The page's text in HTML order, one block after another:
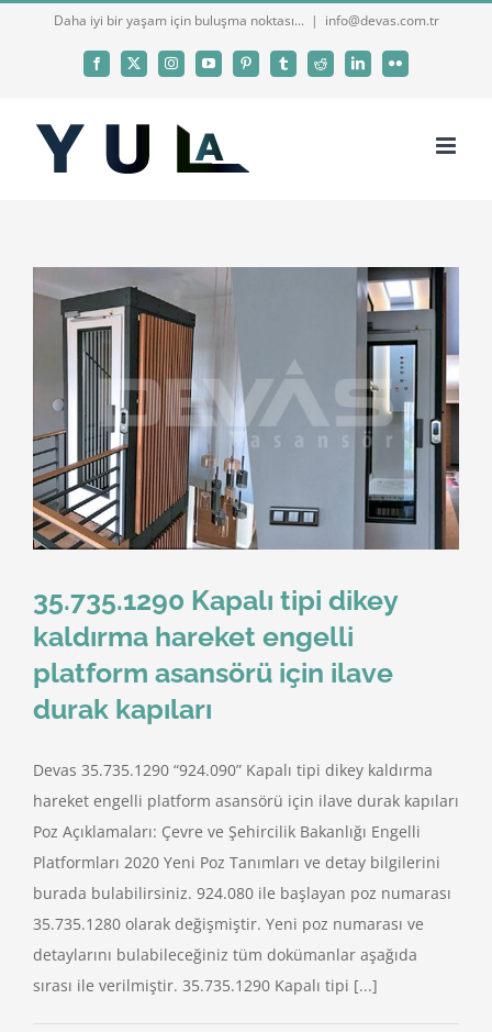
Daha iyi bir yaşam için buluşma noktası... | info@devas.com.tr
Facebook
X InstagramYouTubePinterestTumblrReddit LinkedInFlickr
35.735.1290 Kapalı tipi dikey
kaldırma hareket engelli
platform asansörü için ilave
durak kapıları
Devas 35.735.1290 “924.090” Kapalı tipi dikey kaldırma
hareket engelli platform asansörü için ilave durak kapıları
Poz Açıklamaları: Çevre ve Şehircilik Bakanlığı Engelli
Platformları 2020 Yeni Poz Tanımları ve detay bilgilerini
burada bulabilirsiniz. 924.080 ile başlayan poz numarası
35.735.1280 olarak değişmiştir. Yeni poz numarası ve
detaylarını bulabileceğiniz tüm dokümanlar aşağıda
sırası ile verilmiştir. 35.735.1290 Kapalı tipi [...]